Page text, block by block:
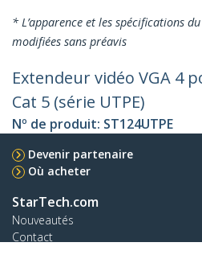
* L’apparence et les spécifications
modifiées sans préavis
Extendeur vidéo VGA 4
Cat 5 (série UTPE)
Nº de produit: ST124UTPE
Devenir partenaire
Où acheter
StarTech.com
Nouveautés
Contact